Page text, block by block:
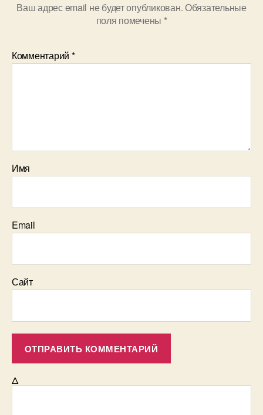
Ваш адрес email не будет опубликован.Обязательные
поля помечены *
Комментарий *
Имя
Email
Сайт
Δ